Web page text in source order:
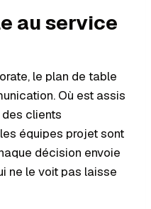
au service
le plan de table
Où est assis
clients
équipes projet sont
décision envoie
ne le voit pas laisse